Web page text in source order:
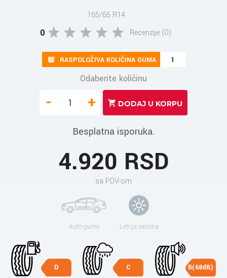
165/65 R14
0 Recenzije (0)
RASPOLOŽIVA KOLIČINA GUMA 1
Odaberite količinu
- +
Besplatna isporuka.
4.920 RSD
sa PDV-om
Auto gume Letnja sezona
D C B(68dB)